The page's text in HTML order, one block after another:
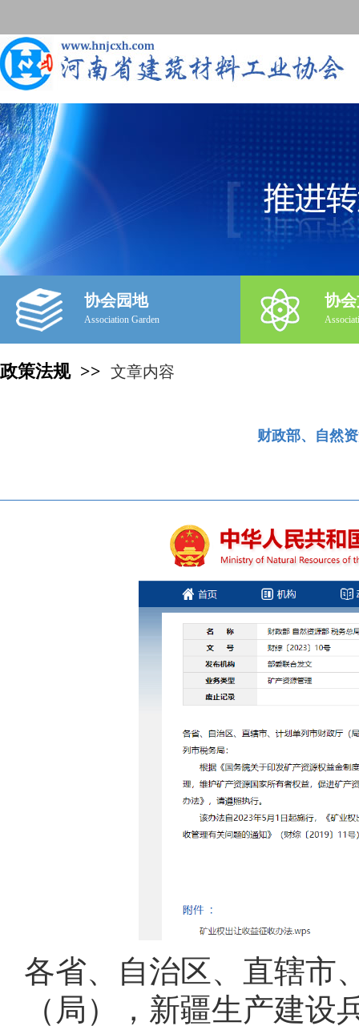
协会园地
Association Garden
协
政策法规 >> 文章内容
财政部、自然
各省、自治区、直辖市
（局），新疆生产建